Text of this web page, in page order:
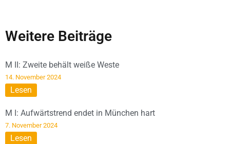
Weitere Beiträge
M II: Zweite behält weiße Weste
14. November 2024
Lesen
M I: Aufwärtstrend endet in München hart
7. November 2024
Lesen